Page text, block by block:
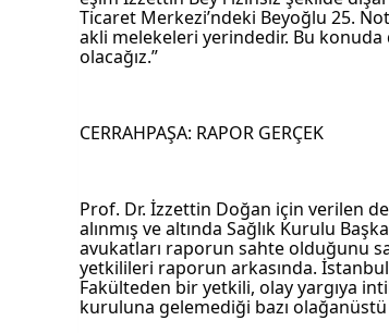
Ticaret Merkezi’ndeki Beyoğlu 25.
akli melekeleri yerindedir. Bu
olacağız.”
CERRAHPAŞA: RAPOR GERÇEK
Prof. Dr. İzzettin Doğan için verilen
alınmış ve altında Sağlık Kurulu
avukatları raporun sahte olduğunu
yetkilileri raporun arkasında.
Fakülteden bir yetkili, olay yargıya
kuruluna gelemediği bazı